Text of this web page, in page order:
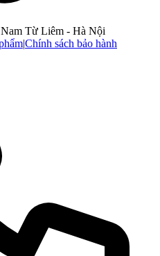
Từ Liêm - Hà Nội
|Chính sách bảo hành